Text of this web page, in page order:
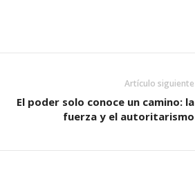
Artículo siguiente
El poder solo conoce un camino: la
fuerza y el autoritarismo